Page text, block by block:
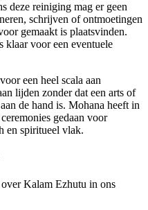
deze reiniging mag er geen
schrijven of ontmoetingen
gemaakt is plaatsvinden.
klaar voor een eventuele
een heel scala aan
lijden zonder dat een arts of
de hand is. Mohana heeft in
gedaan voor
en spiritueel vlak.
Kalam Ezhutu in ons